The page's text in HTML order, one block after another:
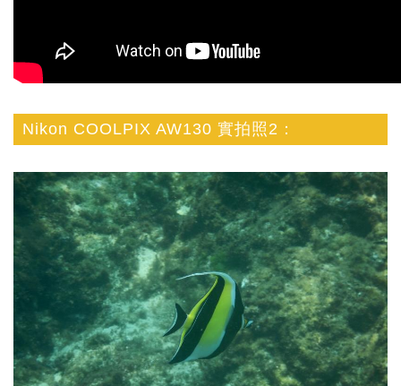
Nikon COOLPIX AW130 實拍照2：